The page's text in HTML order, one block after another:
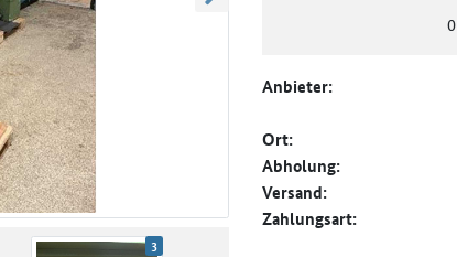
weiter blättern
3
0
Anbieter:
Ort:
Abholung:
Versand:
Zahlungsart: